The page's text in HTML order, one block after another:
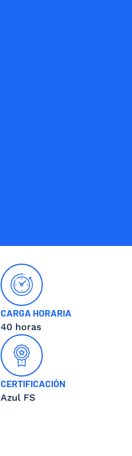
CARGA HORARIA
40 horas
CERTIFICACIÓN
Azul FS